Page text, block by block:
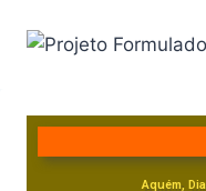
Aquém,